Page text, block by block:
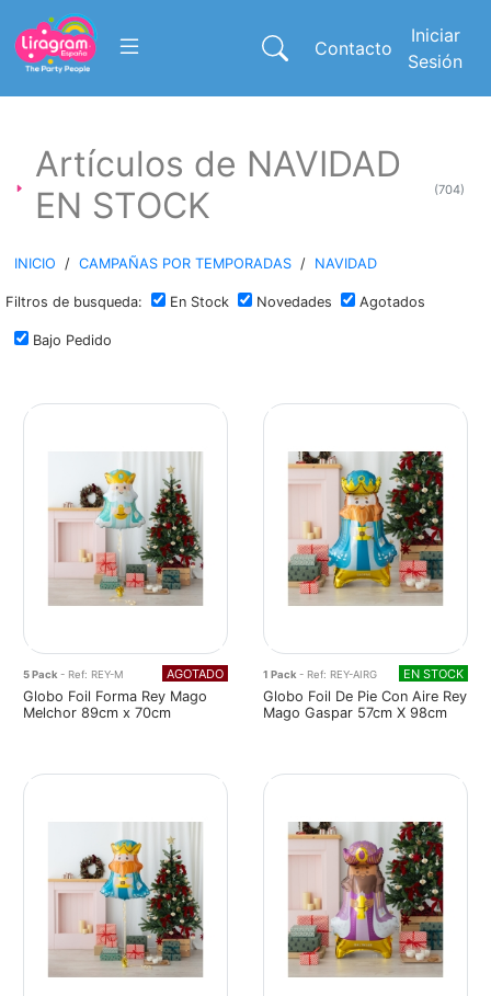
Contacto
Iniciar
Sesión
Artículos de NAVIDAD
EN STOCK
(704)
INICIO / CAMPAÑAS POR TEMPORADAS / NAVIDAD
Filtros de busqueda: En Stock Novedades Agotados
Bajo Pedido
5 Pack- Ref: REY-M AGOTADO
Globo Foil Forma Rey Mago
Melchor 89cm x 70cm
1 Pack- Ref: REY-AIRG EN STOCK
Globo Foil De Pie Con Aire Rey
Mago Gaspar 57cm X 98cm